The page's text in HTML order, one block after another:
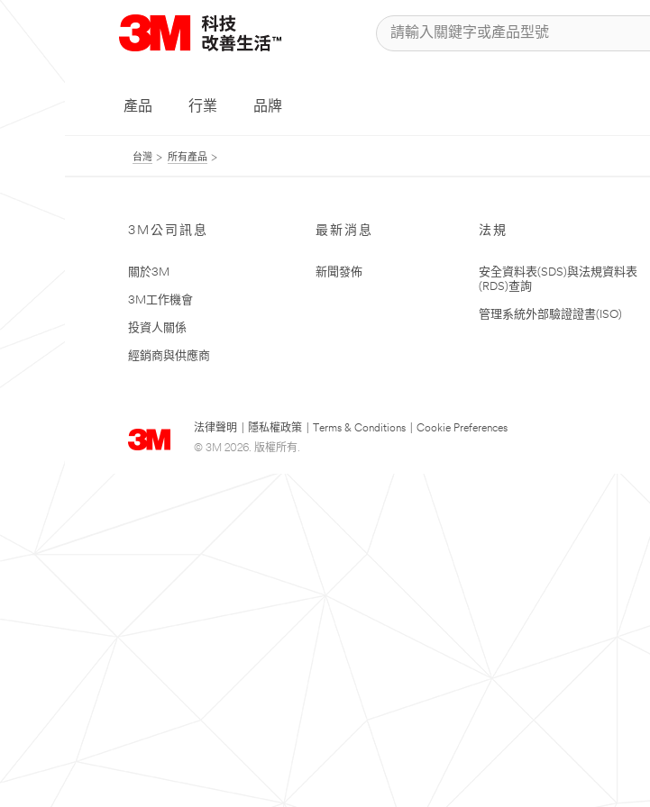
產品 行業 品牌
台灣 所有產品
3M公司訊息
關於3M
3M工作機會
投資人關係
經銷商與供應商
最新消息
新聞發佈
法規
安全資料表(SDS)與法規資料表
(RDS)查詢
管理系統外部驗證證書(ISO)
法律聲明 隱私權政策 Terms & Conditions
Cookie Preferences
© 3M 2026. 版權所有.